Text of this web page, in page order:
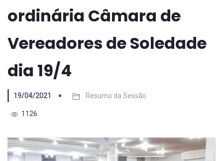
ordinária Câmara de
Vereadores de Soledade
dia 19/4
19/04/2021 Resumo da Sessão
1126